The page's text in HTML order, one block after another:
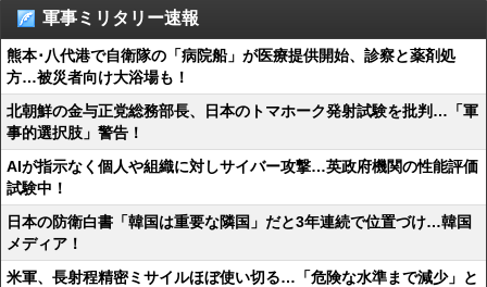
軍事ミリタリー速報
熊本･八代港で自衛隊の「病院船」が医療提供開始、診察と薬剤処
方…被災者向け大浴場も！
北朝鮮の金与正党総務部長、日本のトマホーク発射試験を批判…「軍
事的選択肢」警告！
AIが指示なく個人や組織に対しサイバー攻撃…英政府機関の性能評価
試験中！
日本の防衛白書「韓国は重要な隣国」だと3年連続で位置づけ…韓国
メディア！
米軍、長射程精密ミサイルほぼ使い切る…「危険な水準まで減少」と